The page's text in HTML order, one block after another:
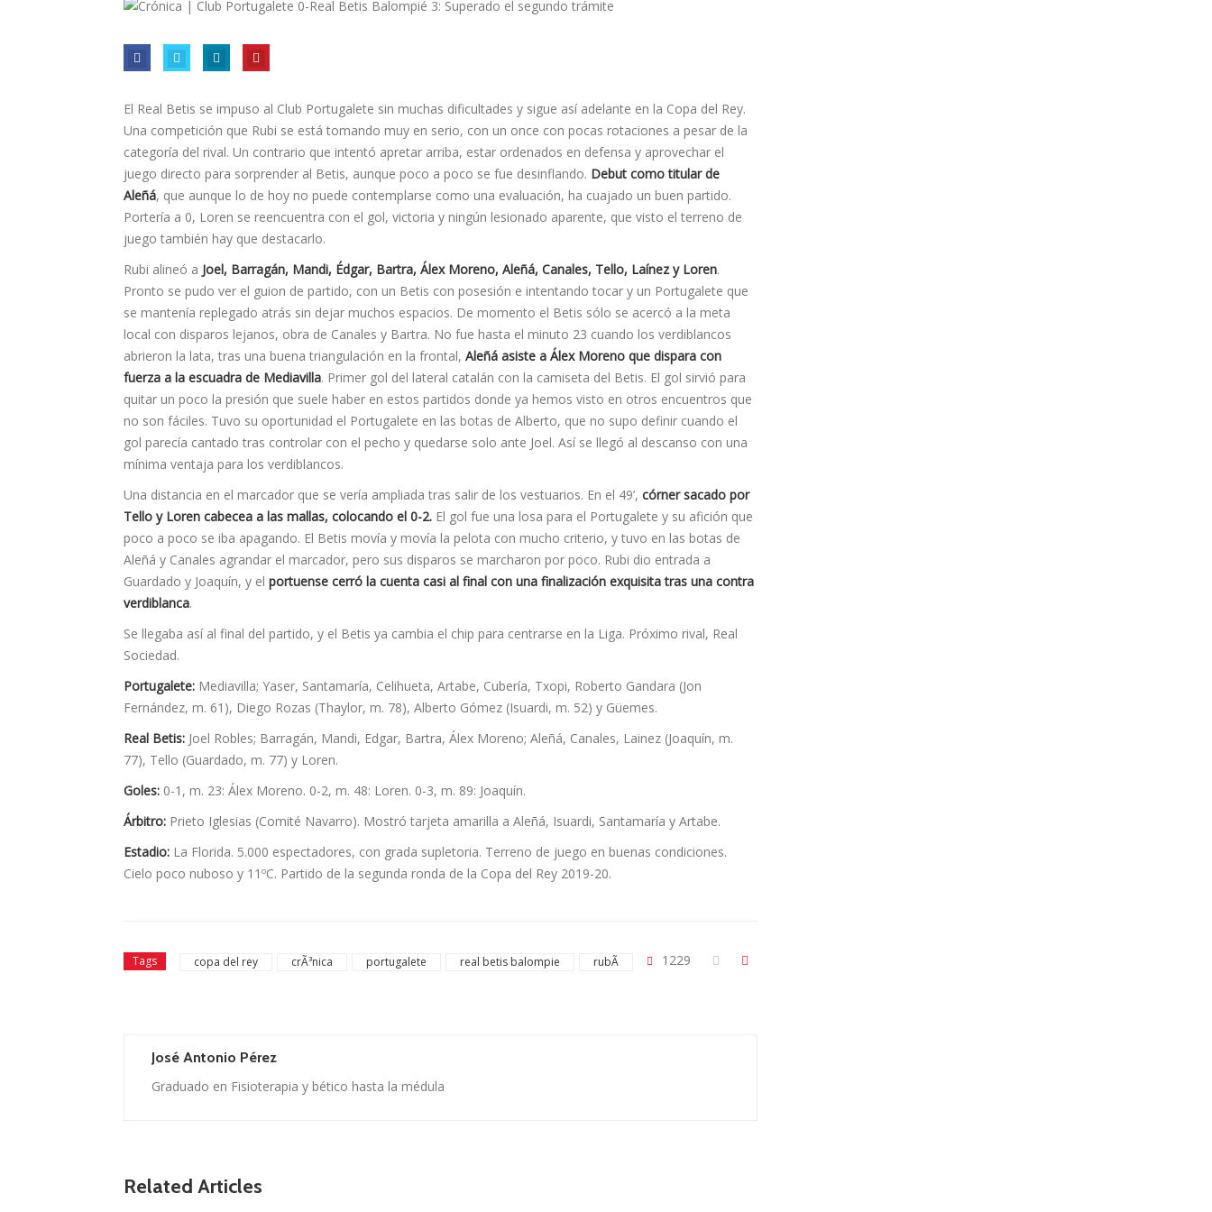
El Real Betis se impuso al Club Portugalete sin muchas dificultades y sigue así adelante en la Copa del Rey.
Una competición que Rubi se está tomando muy en serio, con un once con pocas rotaciones a pesar de la
categoría del rival. Un contrario que intentó apretar arriba, estar ordenados en defensa y aprovechar el
juego directo para sorprender al Betis, aunque poco a poco se fue desinflando. Debut como titular de
Aleñá, que aunque lo de hoy no puede contemplarse como una evaluación, ha cuajado un buen partido.
Portería a 0, Loren se reencuentra con el gol, victoria y ningún lesionado aparente, que visto el terreno de
juego también hay que destacarlo.
Rubi alineó a Joel, Barragán, Mandi, Édgar, Bartra, Álex Moreno, Aleñá, Canales, Tello, Laínez y Loren.
Pronto se pudo ver el guion de partido, con un Betis con posesión e intentando tocar y un Portugalete que
se mantenía replegado atrás sin dejar muchos espacios. De momento el Betis sólo se acercó a la meta
local con disparos lejanos, obra de Canales y Bartra. No fue hasta el minuto 23 cuando los verdiblancos
abrieron la lata, tras una buena triangulación en la frontal, Aleñá asiste a Álex Moreno que dispara con
fuerza a la escuadra de Mediavilla. Primer gol del lateral catalán con la camiseta del Betis. El gol sirvió para
quitar un poco la presión que suele haber en estos partidos donde ya hemos visto en otros encuentros que
no son fáciles. Tuvo su oportunidad el Portugalete en las botas de Alberto, que no supo definir cuando el
gol parecía cantado tras controlar con el pecho y quedarse solo ante Joel. Así se llegó al descanso con una
mínima ventaja para los verdiblancos.
Una distancia en el marcador que se vería ampliada tras salir de los vestuarios. En el 49’, córner sacado por
Tello y Loren cabecea a las mallas, colocando el 0-2. El gol fue una losa para el Portugalete y su afición que
poco a poco se iba apagando. El Betis movía y movía la pelota con mucho criterio, y tuvo en las botas de
Aleñá y Canales agrandar el marcador, pero sus disparos se marcharon por poco. Rubi dio entrada a
Guardado y Joaquín, y el portuense cerró la cuenta casi al final con una finalización exquisita tras una contra
verdiblanca.
Se llegaba así al final del partido, y el Betis ya cambia el chip para centrarse en la Liga. Próximo rival, Real
Sociedad.
Portugalete: Mediavilla; Yaser, Santamaría, Celihueta, Artabe, Cubería, Txopi, Roberto Gandara (Jon
Fernández, m. 61), Diego Rozas (Thaylor, m. 78), Alberto Gómez (Isuardi, m. 52) y Güemes.
Real Betis: Joel Robles; Barragán, Mandi, Edgar, Bartra, Álex Moreno; Aleñá, Canales, Lainez (Joaquín, m.
77), Tello (Guardado, m. 77) y Loren.
Goles: 0-1, m. 23: Álex Moreno. 0-2, m. 48: Loren. 0-3, m. 89: Joaquín.
Árbitro: Prieto Iglesias (Comité Navarro). Mostró tarjeta amarilla a Aleñá, Isuardi, Santamaría y Artabe.
Estadio: La Florida. 5.000 espectadores, con grada supletoria. Terreno de juego en buenas condiciones.
Cielo poco nuboso y 11ºC. Partido de la segunda ronda de la Copa del Rey 2019-20.
Tags copa del rey crÃ³nica portugalete real betis balompie rubÃ­ 1229
José Antonio Pérez
Graduado en Fisioterapia y bético hasta la médula
Related Articles